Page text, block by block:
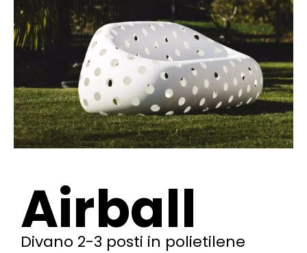
Airball
Divano 2-3 posti in polietilene